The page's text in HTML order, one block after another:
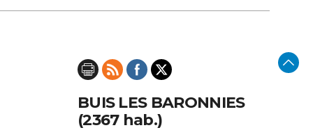
BUIS LES BARONNIES
(2367 hab.)